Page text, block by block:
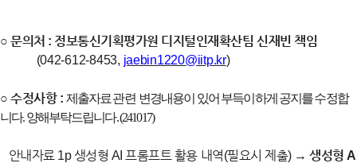
○ 문의처 : 정보통신기획평가원 디지털인재확산팀 신재빈 책임
(042-612-8453, jaebin1220@iitp.kr)
○ 수정사항 : 제 출자료 관련 변경내용이 있어 부득이하게 공지를 수정합
니다. 양해부탁드립니다. (241017)
안내자료 1p 생성형 AI 프롬프트 활용 내역(필요시 제출) →생성형 A